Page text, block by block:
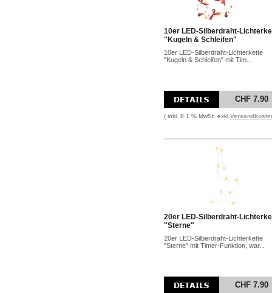
10er LED-Silberdraht-
"Kugeln & Schleifen"
10er LED-Silberdraht-Lichterkette
"Kugeln & Schleifen" mit Tim...
CHF 7.90
( inkl. 8.1 % MwSt. exkl.
20er LED-Silberdraht-
"Sterne"
20er LED-Silberdraht-Lichterkette
"Sterne" mit Timer-Funktion, war...
CHF 7.90